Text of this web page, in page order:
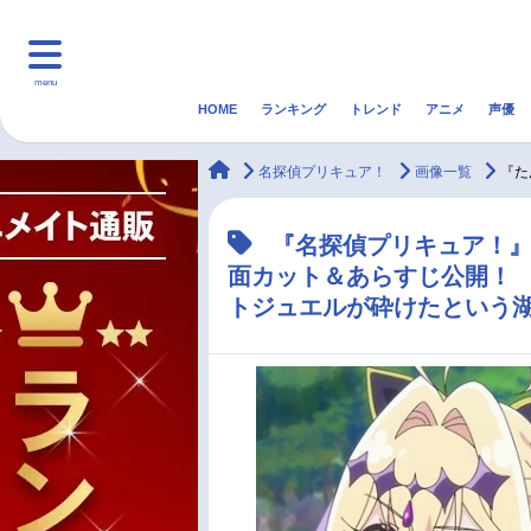
menu
マンガ・ラノベ ゲーム・アプリ 音楽
最新記事一覧
声優記事一覧
HOME ランキング トレンド アニメ 声優
animateTimes
名探偵プリキュア！ 画像一覧 『
『名探偵プリキュア！
面カット＆あらすじ公開！
トジュエルが砕けたという